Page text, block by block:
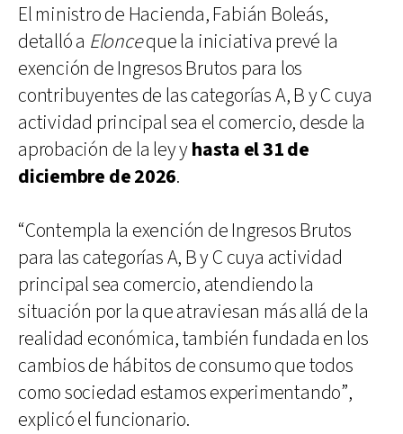
El ministro de Hacienda, Fabián Boleás,
detalló a Elonceque la iniciativa prevé la
exención de Ingresos Brutos para los
contribuyentes de las categorías A, B y C cuya
actividad principal sea el comercio, desde la
aprobación de la ley yhasta el 31 de
diciembre de 2026.
“Contempla la exención de Ingresos Brutos
para las categorías A, B y C cuya actividad
principal sea comercio, atendiendo la
situación por la que atraviesan más allá de la
realidad económica, también fundada en los
cambios de hábitos de consumo que todos
como sociedad estamos experimentando”,
explicó el funcionario.